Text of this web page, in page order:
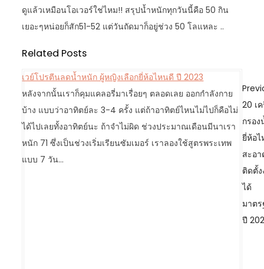
ดูแล้วเหมือนโอเวอร์ใช่ไหม!! สรุปน้ำหนักทุกวันนี้คือ 50 กิน
เยอะๆหน่อยก็สัก51-52 แต่วันถัดมาก็อยู่ช่วง 50 โลแหละ ..
Related Posts
เวย์โปรตีนลดนํ้าหนัก ผู้หญิงเลือกยี่ห้อไหนดี ปี 2023
หลังจากนั้นเราก็คุมแคลอรี่มาเรื่อยๆ ตลอดเลย ออกกำลังกาย
บ้าง แบบว่าอาทิตย์ละ 3-4 ครั้ง แต่ถ้าอาทิตย์ไหนไม่ไปก็คือไม่
ได้ไปเลยทั้งอาทิตย์นะ ถ้าจำไม่ผิด ช่วงประมาณเดือนมีนาเรา
หนัก 71 ซึ่งเป็นช่วงเริ่มเรียนซัมเมอร์ เราลองใช้สูตรพระเทพ
แบบ 7 วัน…
t
n
a
20 เ
กรอง
ยี่ห้อ
สะอา
ติดตั้ง
ได้
มาต
ปี